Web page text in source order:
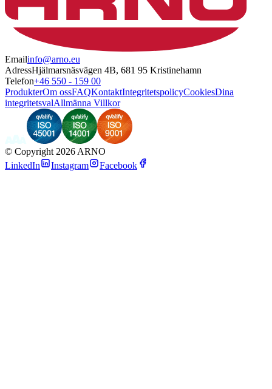
Emailinfo@arno.eu
AdressHjälmarsnäsvägen 4B, 681 95 Kristinehamn
Telefon+46 550 - 159 00
ProdukterOm ossFAQKontaktIntegritetspolicyCookiesDina
integritetsvalAllmänna Villkor
© Copyright 2026 ARNO
LinkedIn
Instagram Facebook